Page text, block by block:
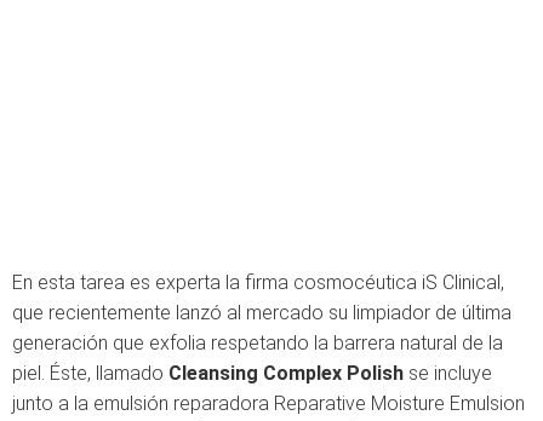
En esta tarea es experta la firma cosmocéutica iS Clinical,
que recientemente lanzó al mercado su limpiador de última
generación que exfolia respetando la barrera natural de la
piel. Éste, llamado Cleansing Complex Polish se incluye
junto a la emulsión reparadora Reparative Moisture Emulsion